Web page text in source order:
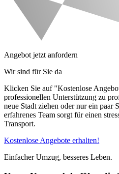
Angebot jetzt anfordern
Wir sind für Sie da
Klicken Sie auf "Kostenlose
professionellen Unterstützung zu
neue Stadt ziehen oder nur ein paar
erfahrenes Team sorgt für einen
Transport.
Kostenlose Angebote erhalten!
Einfacher Umzug, besseres Leben.